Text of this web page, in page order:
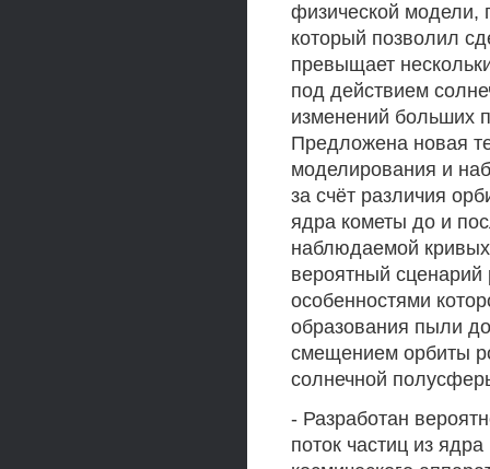
физической модели,
который позволил
превыщает
под действием
изменений больших
Предложена новая
моделирования и
за счёт различия
ядра кометы до и
наблюдаемой
вероятный
особенностями
образования пыли
смещением орбиты
солнечной
- Разработан
поток частиц из